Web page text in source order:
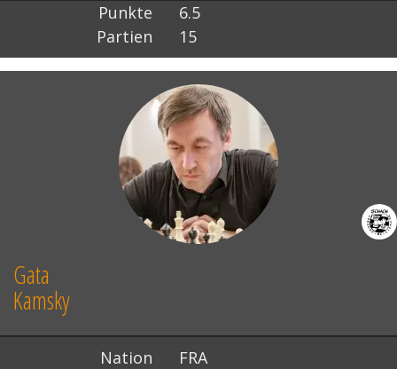
Punkte
6.5
Partien
15
Gata
Kamsky
Nation
FRA